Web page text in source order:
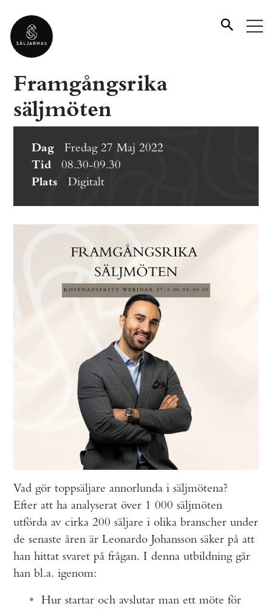
Framgångsrika
säljmöten
Dag
Fredag 27 Maj 2022
Tid
08.30-09.30
Plats
Digitalt
Vad gör toppsäljare annorlunda i säljmötena?
Efter att ha analyserat över 1 000 säljmöten
utförda av cirka 200 säljare i olika branscher under
de senaste åren är Leonardo Johansson säker på att
han hittat svaret på frågan. I denna utbildning går
han bl.a. igenom:
Hur startar och avslutar man ett möte för